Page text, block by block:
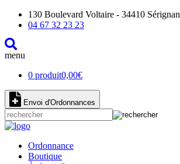
130 Boulevard Voltaire - 34410 Sérignan
04 67 32 23 23
menu
0 produit0,00€
Envoi d'Ordonnances
Ordonnance
Boutique